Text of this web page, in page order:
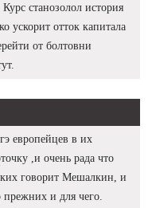
станозолол история
ускорит отток капитала
от болтовни
европейцев в их
,и очень рада что
говорит Мешалкин, и
прежних и для чего.